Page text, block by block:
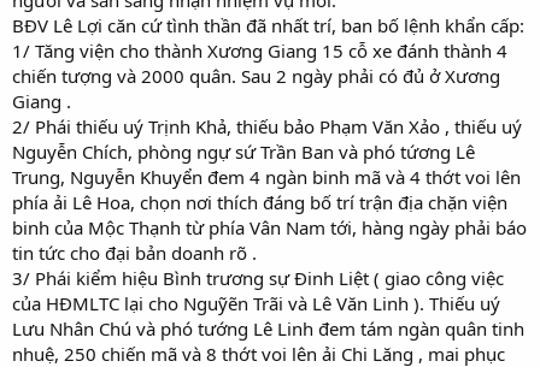
BĐV Lê Lợi căn cứ tình thần đã nhất trí, ban bố lệnh khẩn cấp:
1/ Tăng viện cho thành Xương Giang 15 cỗ xe đánh thành 4
chiến tượng và 2000 quân. Sau 2 ngày phải có đủ ở Xương
Giang .
2/ Phái thiếu uý Trịnh Khả, thiếu bảo Phạm Văn Xảo , thiếu uý
Nguyễn Chích, phòng ngự sứ Trần Ban và phó tứơng Lê
Trung, Nguyễn Khuyển đem 4 ngàn binh mã và 4 thớt voi lên
phía ải Lê Hoa, chọn nơi thích đáng bố trí trận địa chặn viện
binh của Mộc Thạnh từ phía Vân Nam tới, hàng ngày phải báo
tin tức cho đại bản doanh rõ .
3/ Phái kiểm hiệu Bình trương sự Đinh Liệt ( giao công việc
của HĐMLTC lại cho Nguỹẽn Trãi và Lê Văn Linh ). Thiếu uý
Lưu Nhân Chú và phó tướng Lê Linh đem tám ngàn quân tinh
nhuệ, 250 chiến mã và 8 thớt voi lên ải Chi Lăng , mai phục